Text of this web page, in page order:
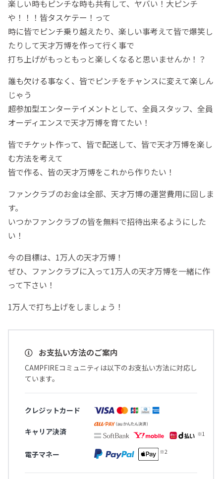
楽しい時もピンチな時も共有して、ヤバい！大ピンチ
や！！！皆タスケテー！って
時に皆でピンチ乗り越えたり、楽しい事考えて皆で爆笑し
たりして天才万博を作って行く事で
打ち上げがもっともっと楽しくなると思いませんか！？
誰も欠ける事なく、皆でピンチをチャンスに変えて楽しん
じゃう
超参加型エンターテイメントとして、全員スタッフ、全員
オーディエンスで天才万博を育てたい！
皆でチケット作って、皆で配送して、皆で天才万博を楽し
む方法を考えて
皆で作る、皆の天才万博をこれから作りたい！
ファンクラブのお金は全部、天才万博の運営費用に回しま
す。
いつかファンクラブの皆を無料で招待出来るようにした
い！
今の目標は、1万人の天才万博！
ぜひ、ファンクラブに入って1万人の天才万博を一緒に作
って下さい！
1万人で打ち上げをしましょう！
お支払い方法のご案内
CAMPFIREコミュニティは以下のお支払い方法に対応し
ています。
クレジットカード
キャリア決済
電子マネー